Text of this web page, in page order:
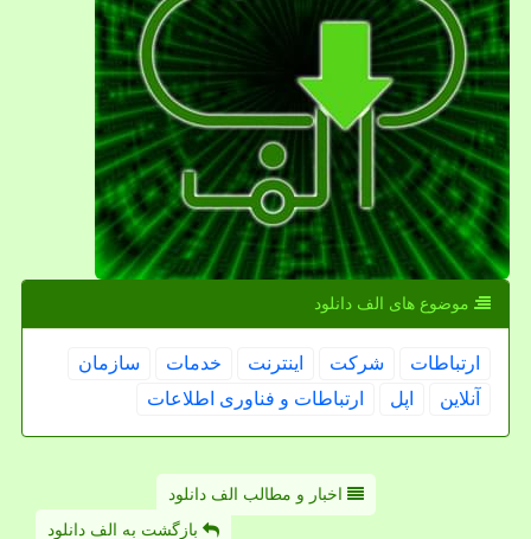
موضوع های الف دانلود
ارتباطات شركت اینترنت خدمات
سازمان
آنلاین
اپل ارتباطات و فناوری اطلاعات
اخبار و مطالب الف دانلود
بازگشت به الف دانلود